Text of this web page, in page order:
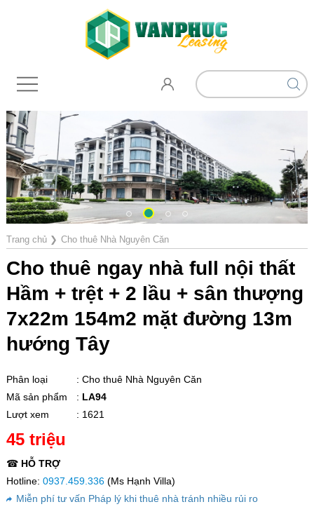
Trang chủ❯ Cho thuê Nhà Nguyên Căn
Cho thuê ngay nhà full nội thất
Hầm + trệt + 2 lầu + sân thượng
7x22m 154m2 mặt đường 13m
hướng Tây
Phân loại
: Cho thuê Nhà Nguyên Căn
Mã sản phẩm
: LA94
Lượt xem
: 1621
45 triệu
☎ HỖ TRỢ
Hotline: 0937.459.336(Ms Hạnh Villa)
Miễn phí tư vấn Pháp lý khi thuê nhà tránh nhiều rủi ro